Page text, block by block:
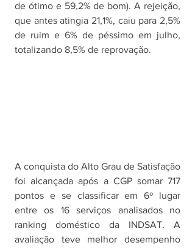
de ótimo e 59,2% de bom). A rejeição,
que antes atingia 21,1%, caiu para 2,5%
de ruim e 6% de péssimo em julho,
totalizando 8,5% de reprovação.
A conquista do Alto Grau de Satisfação
foi alcançada após a CGP somar 717
pontos e se classificar em 6º lugar
entre os 16 serviços analisados no
ranking doméstico da INDSAT. A
avaliação teve melhor desempenho